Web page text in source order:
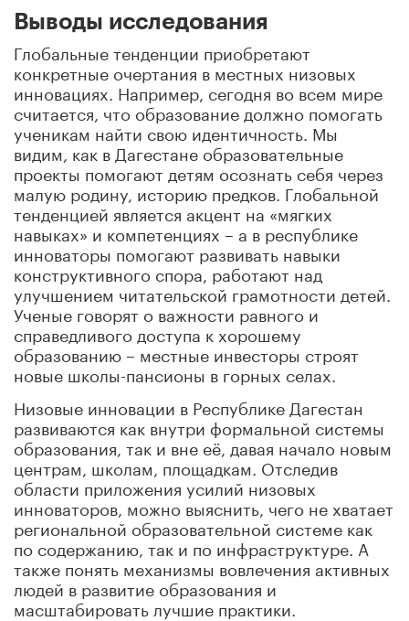
Выводы исследования
Глобальные тенденции приобретают
конкретные очертания в местных низовых
инновациях. Например, сегодня во всем мире
считается, что образование должно помогать
ученикам найти свою идентичность. Мы
видим, как в Дагестане образовательные
проекты помогают детям осознать себя через
малую родину, историю предков. Глобальной
тенденцией является акцент на «мягких
навыках» и компетенциях – а в республике
инноваторы помогают развивать навыки
конструктивного спора, работают над
улучшением читательской грамотности детей.
Ученые говорят о важности равного и
справедливого доступа к хорошему
образованию – местные инвесторы строят
новые школы-пансионы в горных селах.
Низовые инновации в Республике Дагестан
развиваются как внутри формальной системы
образования, так и вне её, давая начало новым
центрам, школам, площадкам. Отследив
области приложения усилий низовых
инноваторов, можно выяснить, чего не хватает
региональной образовательной системе как
по содержанию, так и по инфраструктуре. А
также понять механизмы вовлечения активных
людей в развитие образования и
масштабировать лучшие практики.